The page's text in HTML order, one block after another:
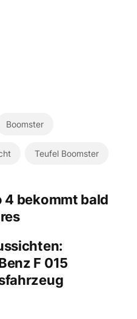
Boomster
Teufel Boomster
4 bekommt bald
F 015